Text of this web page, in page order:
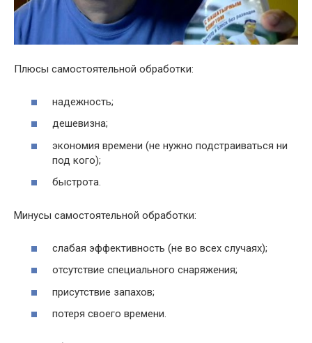
Плюсы самостоятельной обработки:
надежность;
дешевизна;
экономия времени (не нужно подстраиваться ни
под кого);
быстрота.
Минусы самостоятельной обработки:
слабая эффективность (не во всех случаях);
отсутствие специального снаряжения;
присутствие запахов;
потеря своего времени.